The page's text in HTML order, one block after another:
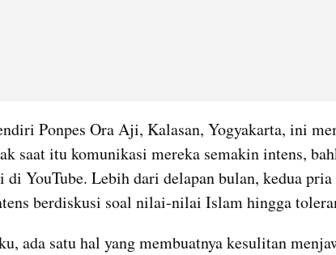
Ponpes Ora Aji, Kalasan, Yogyakarta, ini
saat itu komunikasi mereka semakin intens,
di YouTube. Lebih dari delapan bulan, kedua pria
berdiskusi soal nilai-nilai Islam hingga
ada satu hal yang membuatnya kesulitan